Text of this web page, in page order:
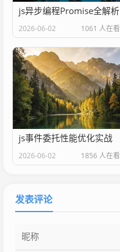
js异步编程Promise全解析
2026-06-02 1061 人在看
js事件委托性能优化实战
2026-06-02 1856 人在看
发表评论